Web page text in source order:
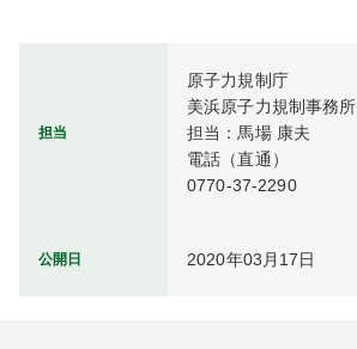
担当
原子力規制庁
美浜原子力規制事務所
担当：馬場 康夫
電話（直通）
0770-37-2290
公開日 2020年03月17日